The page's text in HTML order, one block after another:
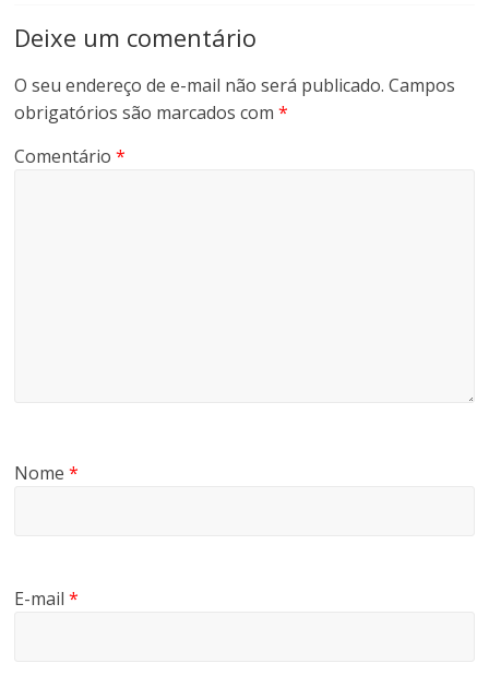
Deixe um comentário
O seu endereço de e-mail não será publicado. Campos
obrigatórios são marcados com*
Comentário*
Nome*
E-mail*